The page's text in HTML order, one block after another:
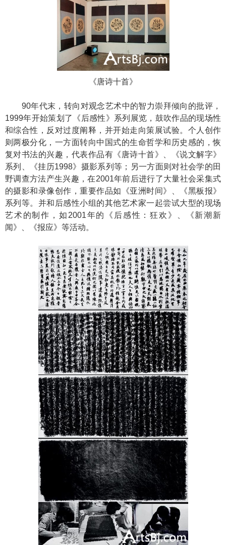
《唐诗十首》
90年代末，转向对观念艺术中的智力崇拜倾向的批评，
1999年开始策划了《后感性》系列展览，鼓吹作品的现场性
和综合性，反对过度阐释，并开始走向策展试验。个人创作
则两极分化，一方面转向中国式的生命哲学和历史感的，恢
复对书法的兴趣，代表作品有《唐诗十首》、《说文解字》
系列、《挂历1998》摄影系列等；另一方面则对社会学的田
野调查方法产生兴趣，在2001年前后进行了大量社会采集式
的摄影和录像创作，重要作品如《亚洲时间》、《黑板报》
系列等。并和后感性小组的其他艺术家一起尝试大型的现场
艺术的制作，如2001年的《后感性：狂欢》、《新潮新
闻》、《报应》等活动。